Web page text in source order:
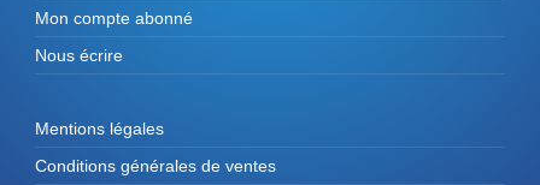
Mon compte abonné
Nous écrire
Mentions légales
Conditions générales de ventes